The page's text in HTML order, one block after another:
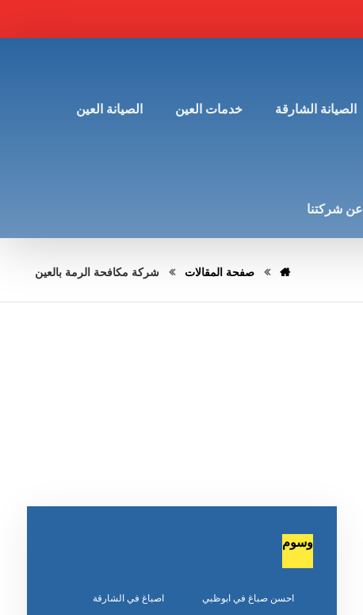
الصيانة الشارقة خدمات العين الصيانة العين
عن شركتنا
صفحة المقالات شركة مكافحة الرمة بالعين
وسوم
احسن صباغ في ابوظبي اصباغ في الشارقة